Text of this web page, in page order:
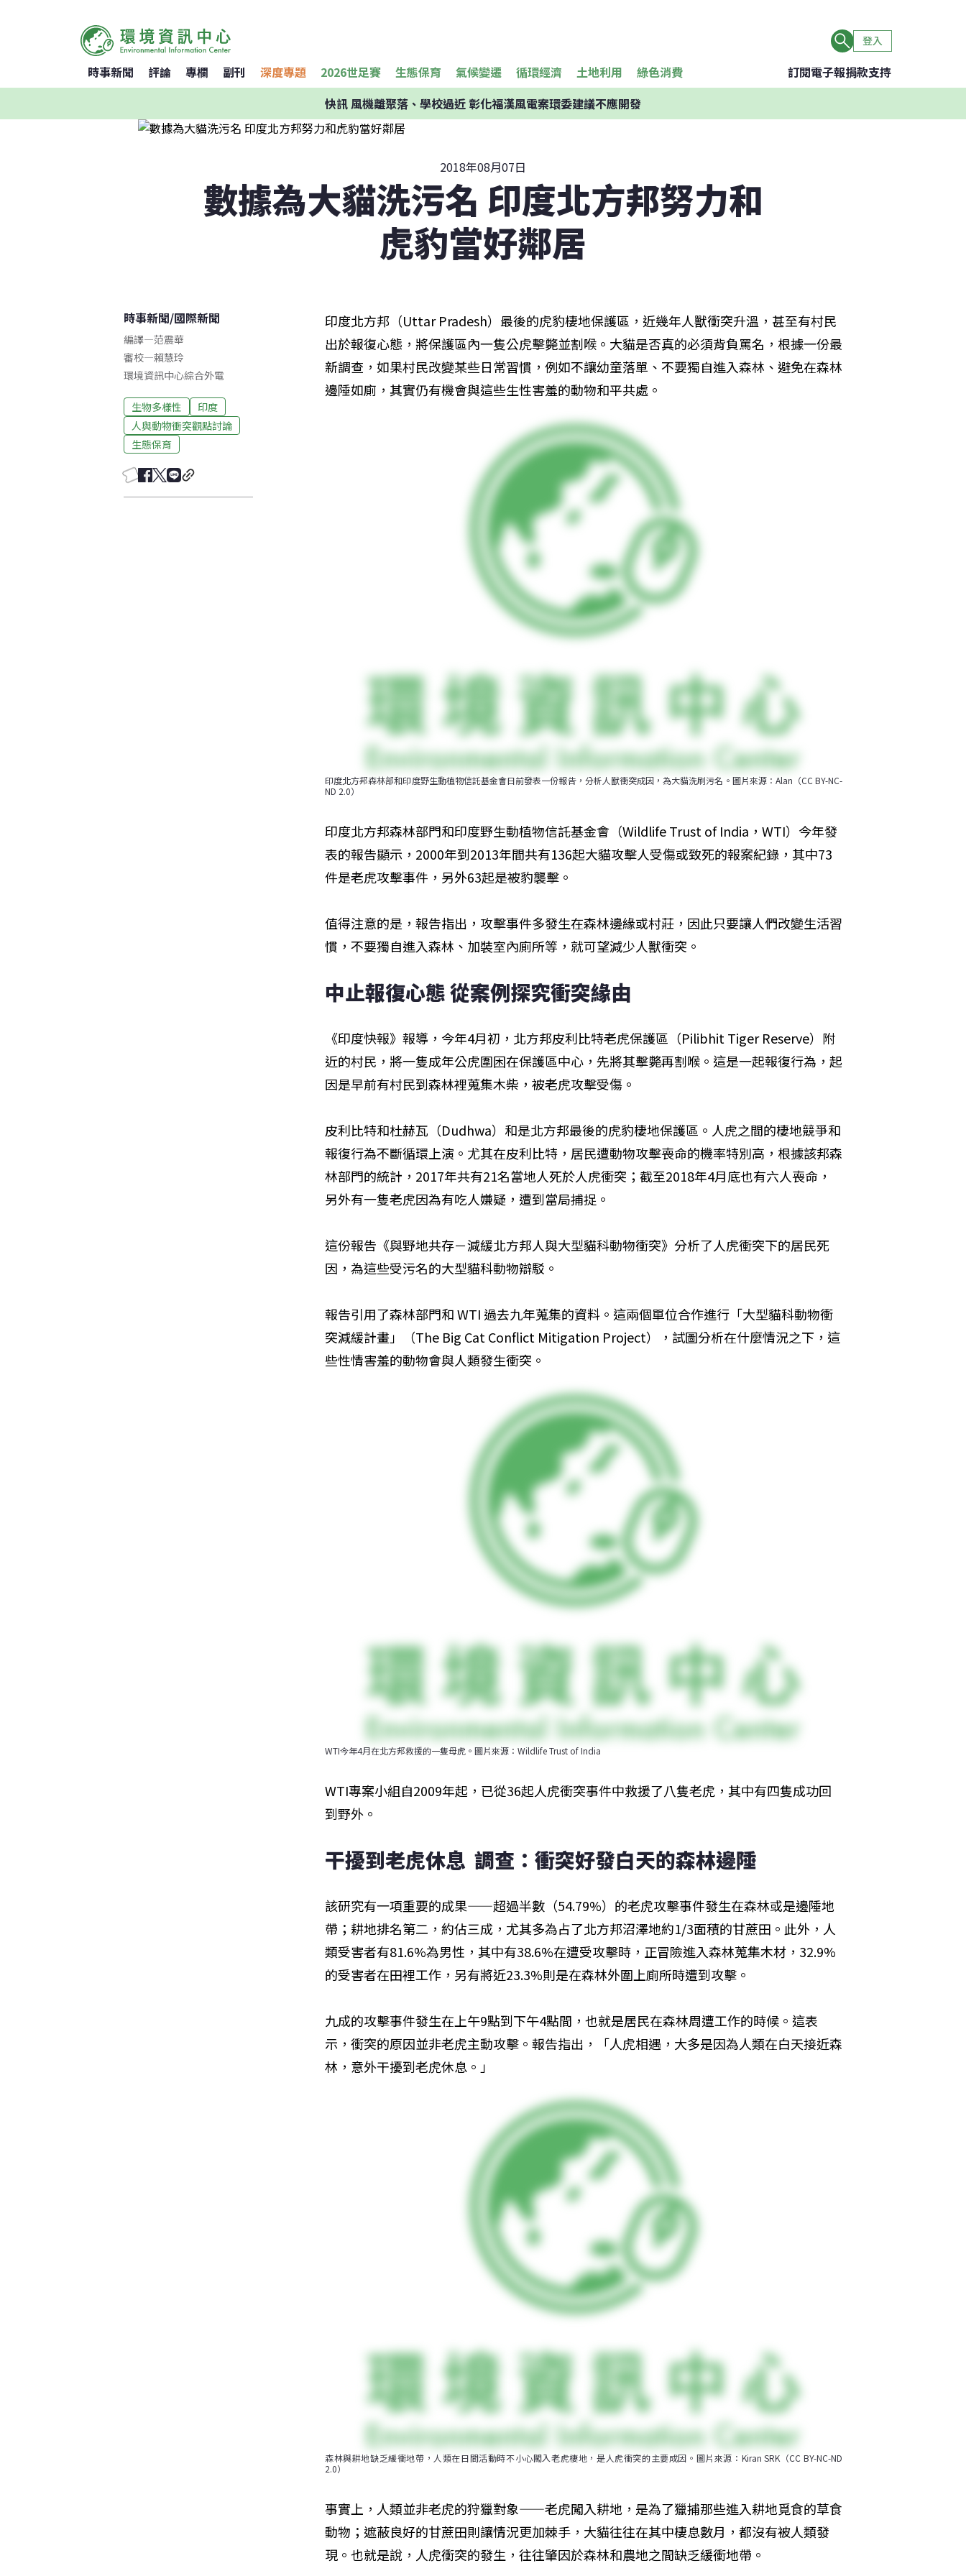
登入
時事新聞 評論 專欄 副刊 深度專題 2026世足賽 生態保育 氣候變遷 循環經濟 土地利用 綠色消費 訂閱電子報捐款支持
快訊風機離聚落、學校過近 彰化福漢風電案環委建議不應開發
2018年08月07日
數據為大貓洗污名 印度北方邦努力和
虎豹當好鄰居
時事新聞/國際新聞
編譯—范震華
審校—賴慧玲
環境資訊中心綜合外電
生物多樣性
印度
人與動物衝突觀點討論
生態保育
印度北方邦（Uttar Pradesh）最後的虎豹棲地保護區，近幾年人獸衝突升溫，甚至有村民
出於報復心態，將保護區內一隻公虎擊斃並割喉。大貓是否真的必須背負罵名，根據一份最
新調查，如果村民改變某些日常習慣，例如不讓幼童落單、不要獨自進入森林、避免在森林
邊陲如廁，其實仍有機會與這些生性害羞的動物和平共處。
印度北方邦森林部和印度野生動植物信託基金會日前發表一份報告，分析人獸衝突成因，為大貓洗刷污名。圖片來源：Alan（CC BY-NC-
ND 2.0）
印度北方邦森林部門和印度野生動植物信託基金會（Wildlife Trust of India，WTI）今年發
表的報告顯示，2000年到2013年間共有136起大貓攻擊人受傷或致死的報案紀錄，其中73
件是老虎攻擊事件，另外63起是被豹襲擊。
值得注意的是，報告指出，攻擊事件多發生在森林邊緣或村莊，因此只要讓人們改變生活習
慣，不要獨自進入森林、加裝室內廁所等，就可望減少人獸衝突。
中止報復心態 從案例探究衝突緣由
《印度快報》報導，今年4月初，北方邦皮利比特老虎保護區（Pilibhit Tiger Reserve）附
近的村民，將一隻成年公虎圍困在保護區中心，先將其擊斃再割喉。這是一起報復行為，起
因是早前有村民到森林裡蒐集木柴，被老虎攻擊受傷。
皮利比特和杜赫瓦（Dudhwa）和是北方邦最後的虎豹棲地保護區。人虎之間的棲地競爭和
報復行為不斷循環上演。尤其在皮利比特，居民遭動物攻擊喪命的機率特別高，根據該邦森
林部門的統計，2017年共有21名當地人死於人虎衝突；截至2018年4月底也有六人喪命，
另外有一隻老虎因為有吃人嫌疑，遭到當局捕捉。
這份報告《與野地共存－減緩北方邦人與大型貓科動物衝突》分析了人虎衝突下的居民死
因，為這些受污名的大型貓科動物辯駁。
報告引用了森林部門和 WTI 過去九年蒐集的資料。這兩個單位合作進行「大型貓科動物衝
突減緩計畫」（The Big Cat Conflict Mitigation Project），試圖分析在什麼情況之下，這
些性情害羞的動物會與人類發生衝突。
WTI今年4月在北方邦救援的一隻母虎。圖片來源：Wildlife Trust of India
WTI專案小組自2009年起，已從36起人虎衝突事件中救援了八隻老虎，其中有四隻成功回
到野外。
干擾到老虎休息  調查：衝突好發白天的森林邊陲
該研究有一項重要的成果——超過半數（54.79%）的老虎攻擊事件發生在森林或是邊陲地
帶；耕地排名第二，約佔三成，尤其多為占了北方邦沼澤地約1/3面積的甘蔗田。此外，人
類受害者有81.6%為男性，其中有38.6%在遭受攻擊時，正冒險進入森林蒐集木材，32.9%
的受害者在田裡工作，另有將近23.3%則是在森林外圍上廁所時遭到攻擊。
九成的攻擊事件發生在上午9點到下午4點間，也就是居民在森林周遭工作的時候。這表
示，衝突的原因並非老虎主動攻擊。報告指出，「人虎相遇，大多是因為人類在白天接近森
林，意外干擾到老虎休息。」
森林與耕地缺乏緩衝地帶，人類在日間活動時不小心闖入老虎棲地，是人虎衝突的主要成因。圖片來源：Kiran SRK（CC BY-NC-ND
2.0）
事實上，人類並非老虎的狩獵對象——老虎闖入耕地，是為了獵捕那些進入耕地覓食的草食
動物；遮蔽良好的甘蔗田則讓情況更加棘手，大貓往往在其中棲息數月，都沒有被人類發
現。也就是說，人虎衝突的發生，往往肇因於森林和農地之間缺乏緩衝地帶。